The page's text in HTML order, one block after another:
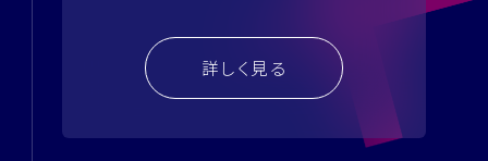
詳しく見る